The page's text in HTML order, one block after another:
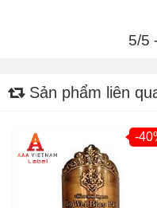
5/5
Sản phẩm liên
-